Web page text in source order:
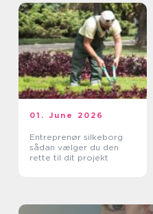
01. June 2026
Entreprenør silkeborg
sådan vælger du den
rette til dit projekt